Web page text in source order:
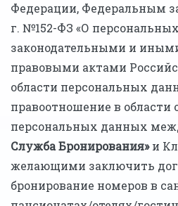
Федерации, Федеральным
г. №152-ФЗ «О
законодательными и
правовыми актами
области персональных
правоотношение в области
персональных данных
Служба Бронирования»и
желающими заключить
бронирование номеров в